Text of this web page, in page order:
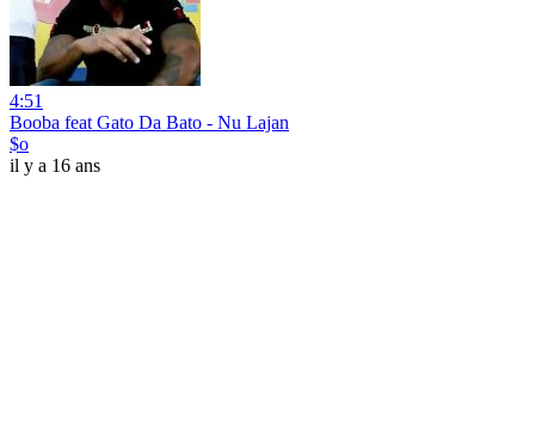
4:51
Booba feat Gato Da Bato - Nu Lajan
$o
il y a 16 ans